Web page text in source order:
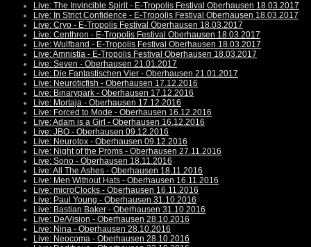
Live: The Invincible Spirit - E-Tropolis Festival Oberhausen 18.03.2017
Live: In Strict Confidence - E-Tropolis Festival Oberhausen 18.03.2017
Live: Cryo - E-Tropolis Festival Oberhausen 18.03.2017
Live: Centhron - E-Tropolis Festival Oberhausen 18.03.2017
Live: Wulfband - E-Tropolis Festival Oberhausen 18.03.2017
Live: Amnistia - E-Tropolis Festival Oberhausen 18.03.2017
Live: Seven - Oberhausen 21.01.2017
Live: Die Fantastischen Vier - Oberhausen 21.01.2017
Live: Neuroticfish - Oberhausen 17.12.2016
Live: Binarypark - Oberhausen 17.12.2016
Live: Mortaja - Oberhausen 17.12.2016
Live: Forced to Mode - Oberhausen 16.12.2016
Live: Adam is a Girl - Oberhausen 16.12.2016
Live: JBO - Oberhausen 09.12.2016
Live: Neurotox - Oberhausen 09.12.2016
Live: Night of the Proms - Oberhausen 27.11.2016
Live: Sono - Oberhausen 18.11.2016
Live: All The Ashes - Oberhausen 18.11.2016
Live: Men Without Hats - Oberhausen 16.11.2016
Live: microClocks - Oberhausen 16.11.2016
Live: Paul Young - Oberhausen 31.10.2016
Live: Bastian Baker - Oberhausen 31.10.2016
Live: De/Vision - Oberhausen 28.10.2016
Live: Nina - Oberhausen 28.10.2016
Live: Neocoma - Oberhausen 28.10.2016